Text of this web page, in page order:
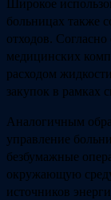
Широкое
больницах также
отходов.
медицинских
расходом
закупок в рамках
Аналогичным
управление
безбумажные
окружающую
источников